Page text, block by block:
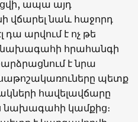
ապա այդ
վճարել նաև հաջորդ
արվում է ոչ թե
նախագահի հրահանգի
է նրա
պետք
հավելավճարը
կամքից։